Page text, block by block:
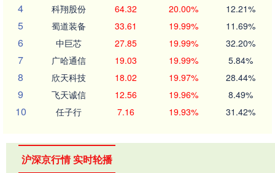
4 科翔股份 64.32 20.00% 12.21%
5 蜀道装备 33.61 19.99% 11.69%
6 中巨芯 27.85 19.99% 32.20%
7 广哈通信 19.03 19.99% 5.84%
8 欣天科技 18.02 19.97% 28.44%
9 飞天诚信 12.56 19.96% 8.49%
10 任子行 7.16 19.93% 31.42%
沪深京行情 实时轮播